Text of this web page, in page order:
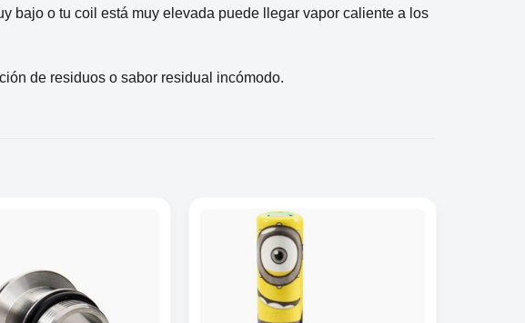
bajo o tu coil está muy elevada puede llegar vapor caliente a los
de residuos o sabor residual incómodo.